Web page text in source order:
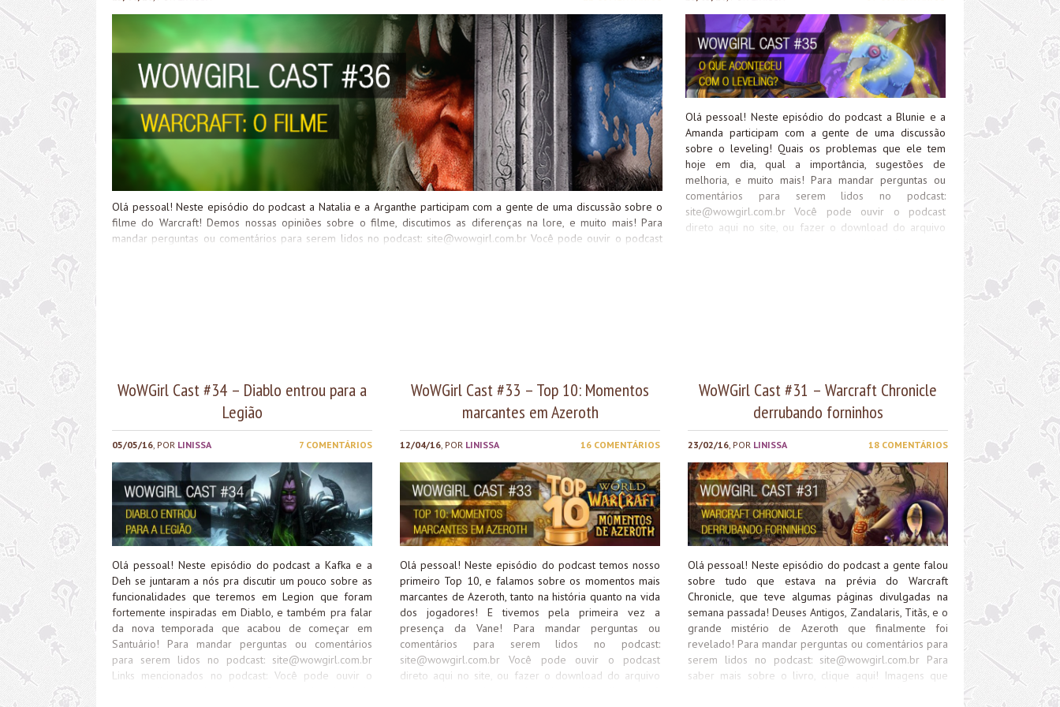
Olá pessoal! Neste episódio do podcast a Natalia e a Arganthe participam com a gente de uma discussão sobre o
filme do Warcraft! Demos nossas opiniões sobre o filme, discutimos as diferenças na lore, e muito mais! Para
mandar perguntas ou comentários para serem lidos no podcast: site@wowgirl.com.br Você pode ouvir o podcast
Olá pessoal! Neste episódio do podcast a Blunie e a
Amanda participam com a gente de uma discussão
sobre o leveling! Quais os problemas que ele tem
hoje em dia, qual a importância, sugestões de
melhoria, e muito mais! Para mandar perguntas ou
comentários para serem lidos no podcast:
site@wowgirl.com.br Você pode ouvir o podcast
direto aqui no site, ou fazer o download do arquivo
http://media.blubrry.com/wowgirlcast/www.wowgirl.com.br/wp-
WoWGirl Cast #34 – Diablo entrou para a
Legião
05/05/16 , POR LINISSA 7 COMENTÁRIOS
Olá pessoal! Neste episódio do podcast a Kafka e a
Deh se juntaram a nós pra discutir um pouco sobre as
funcionalidades que teremos em Legion que foram
fortemente inspiradas em Diablo, e também pra falar
da nova temporada que acabou de começar em
Santuário! Para mandar perguntas ou comentários
para serem lidos no podcast: site@wowgirl.com.br
Links mencionados no podcast: Você pode ouvir o
WoWGirl Cast #33 – Top 10: Momentos
marcantes em Azeroth
12/04/16 , POR LINISSA 16 COMENTÁRIOS
Olá pessoal! Neste episódio do podcast temos nosso
primeiro Top 10, e falamos sobre os momentos mais
marcantes de Azeroth, tanto na história quanto na vida
dos jogadores! E tivemos pela primeira vez a
presença da Vane! Para mandar perguntas ou
comentários para serem lidos no podcast:
site@wowgirl.com.br Você pode ouvir o podcast
direto aqui no site, ou fazer o download do arquivo
WoWGirl Cast #31 – Warcraft Chronicle
derrubando forninhos
23/02/16 , POR LINISSA 18 COMENTÁRIOS
Olá pessoal! Neste episódio do podcast a gente falou
sobre tudo que estava na prévia do Warcraft
Chronicle, que teve algumas páginas divulgadas na
semana passada! Deuses Antigos, Zandalaris, Titãs, e o
grande mistério de Azeroth que finalmente foi
revelado! Para mandar perguntas ou comentários para
serem lidos no podcast: site@wowgirl.com.br Para
saber mais sobre o livro, clique aqui! Imagens que